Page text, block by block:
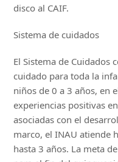
disco al CAIF.
Sistema de cuidados
El Sistema de Cuidados
cuidado para toda la
niños de 0 a 3 años, en
experiencias positivas
asociadas con el
marco, el INAU atiende
hasta 3 años. La meta